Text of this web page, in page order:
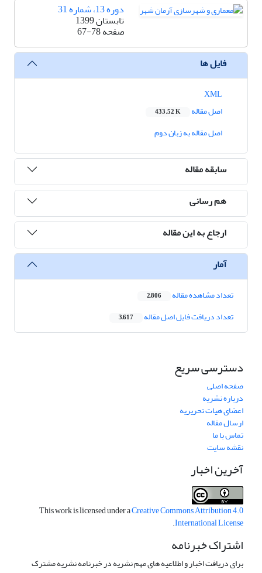
دوره 13، شماره 31
تابستان 1399
صفحه67-78
فایل ها
اصل مقاله
433.52 K
اصل مقاله به زبان دوم
سابقه مقاله
هم رسانی
ارجاع به این مقاله
آمار
تعداد مشاهده مقاله 2,806
تعداد دریافت فایل اصل مقاله 3,617
دسترسی سریع
صفحه اصلی
درباره نشریه
اعضای هیات تحریریه
ارسال مقاله
تماس با ما
نقشه سایت
آخرین اخبار
This work is licensed under aCreative Commons Attribution 4.0
International License
.
اشتراک خبرنامه
برای دریافت اخبار و اطلاعیه های مهم نشریه در خبرنامه نشریه مشترک